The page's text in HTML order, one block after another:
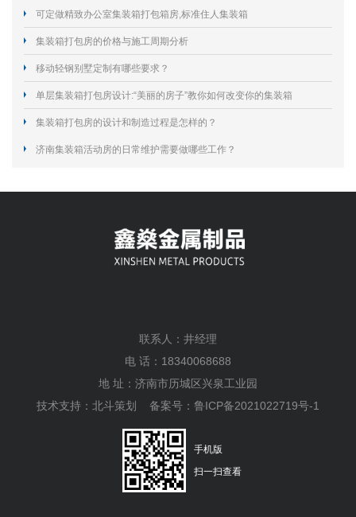
可定做精致办公室集装箱打包箱房,标准住人集装箱
集装箱打包房的价格与施工周期分析
移动轻钢别墅定制有哪些要求？
单层集装箱打包房设计:“美丽的房子”教你如何改变你的集装箱
集装箱打包房的设计和制造过程是怎样的？
济南集装箱活动房的日常维护需要做哪些工作？
联系人：井经理
电 话：18340068688
地 址：济南市历城区兴泉工业园
技术支持： 北斗策划 备案号： 鲁ICP备2021022719号-1
手机版
扫一扫查看